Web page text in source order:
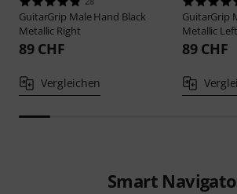
GuitarGrip Male Hand Black
Metallic Right
89 CHF
Vergleichen
GuitarGrip
Metallic Left
89 CHF
Smart